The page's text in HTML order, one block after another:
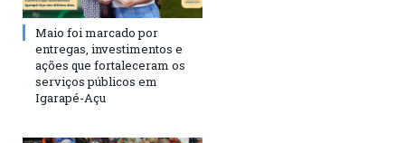
Maio foi marcado por
entregas, investimentos e
ações que fortaleceram os
serviços públicos em
Igarapé-Açu